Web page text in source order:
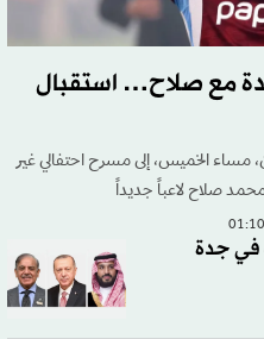
مع صلاح… استقبال
مساء الخميس، إلى مسرح احتفالي غير
صلاح لاعباً جديداً
في جدة